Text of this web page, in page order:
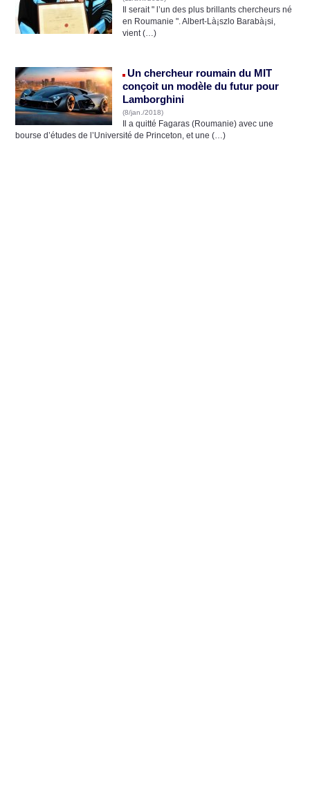
Il serait " l’un des plus brillants chercheurs né
en Roumanie ". Albert-Là¡szlo Barabà¡si,
vient (…)
Un chercheur roumain du MIT
conçoit un modèle du futur pour
Lamborghini
(8/jan./2018)
Il a quitté Fagaras (Roumanie) avec une
bourse d’études de l’Université de Princeton, et une (…)